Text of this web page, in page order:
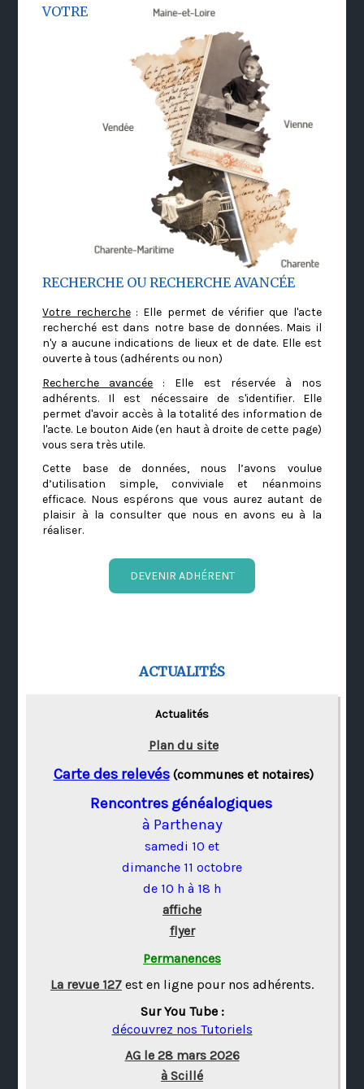
VOTRE
RECHERCHE OU RECHERCHE AVANCÉE
Votre recherche: Elle permet de vérifier que l'acte
recherché est dans notre base de données. Mais il
n'y a aucune indications de lieux et de date. Elle est
ouverte à tous (adhérents ou non)
Recherche avancée : Elle est réservée à nos
adhérents. Il est nécessaire de s'identifier. Elle
permet d'avoir accès à la totalité des information de
l'acte. Le bouton Aide (en haut à droite de cette page)
vous sera très utile.
Cette base de données, nous l’avons voulue
d’utilisation simple, conviviale et néanmoins
efficace. Nous espérons que vous aurez autant de
plaisir à la consulter que nous en avons eu à la
réaliser.
DEVENIR ADHÉRENT
ACTUALITÉS
Actualités
Plan du site
Carte des relevés(communes et notaires)
Rencontres généalogiques
à Parthenay
samedi 10 et
dimanche 11 octobre
de 10 h à 18 h
affiche
flyer
Permanences
La revue 127 est en ligne pour nos adhérents.
Sur You Tube :
découvrez nos Tutoriels
AG le 28 mars 2026
à Scillé